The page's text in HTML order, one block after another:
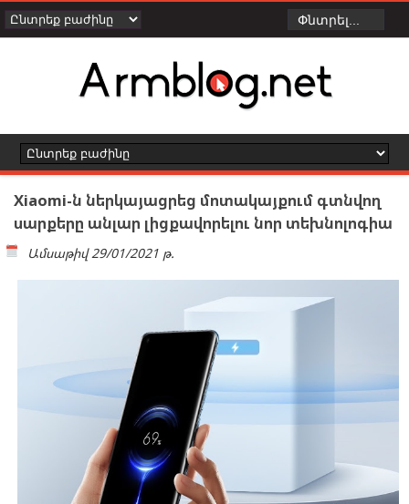
Xiaomi-ն ներկայացրեց մոտակայքում գտնվող
սարքերը անլար լիցքավորելու նոր տեխնոլոգիա
Ամսաթիվ 29/01/2021 թ.